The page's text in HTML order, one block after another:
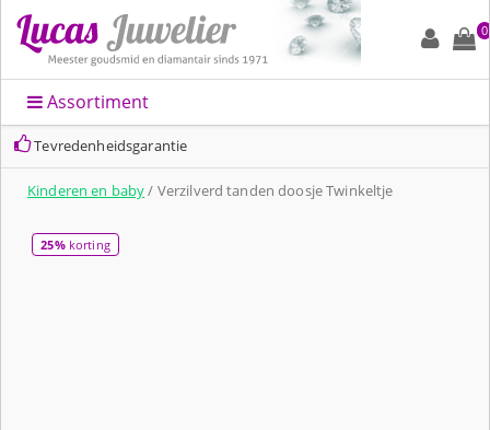
0
Assortiment
Tevredenheidsgarantie
Kinderen en baby/ Verzilverd tanden doosje Twinkeltje
25%korting